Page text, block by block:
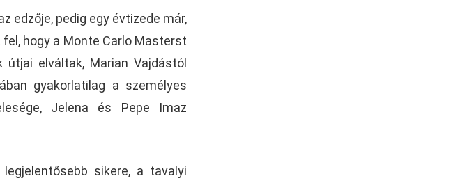
edzője, pedig egy évtizede már,
hogy a Monte Carlo Masterst
elváltak, Marian Vajdástól
gyakorlatilag a személyes
Jelena és Pepe Imaz
sikere, a tavalyi